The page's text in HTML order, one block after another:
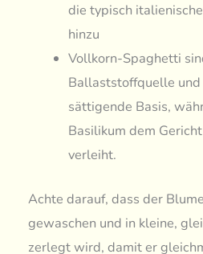
die typisch
hinzu
Vollkorn-Spaghetti
Ballaststoffquelle und
sättigende Basis,
Basilikum dem
verleiht.
Achte darauf, dass der
gewaschen und in kleine,
zerlegt wird, damit er